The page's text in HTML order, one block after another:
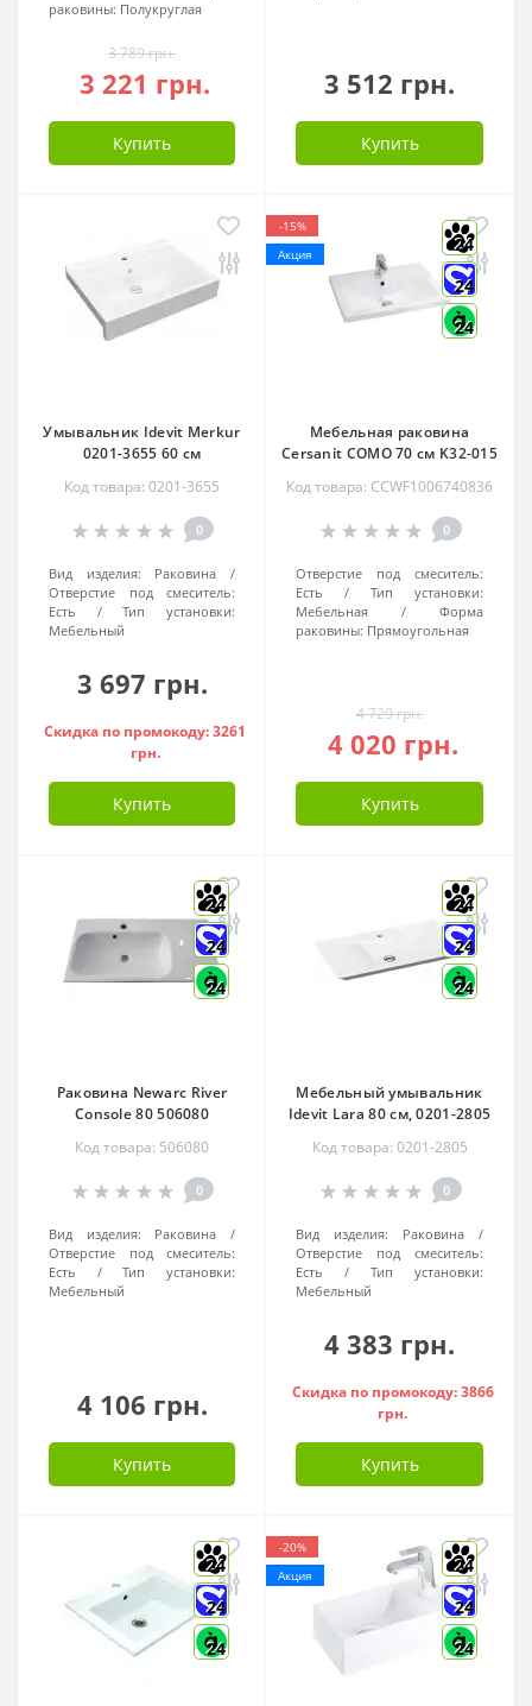
раковины: Полукруглая
3 789 грн.
3 221 грн.
Купить
3 512 грн.
Купить
Умывальник Idevit Merkur
0201-3655 60 см
Код товара: 0201-3655
0
Вид изделия:
Раковина
Отверстие под смеситель:
Есть
Тип установки:
Мебельный
3 697 грн.
Скидка по промокоду: 3261
грн.
Купить
-15%
Акция
24
24
24
Мебельная раковина
Cersanit COMO 70 см K32-015
Код товара: CCWF1006740836
0
Отверстие под смеситель:
Есть
Тип установки:
Мебельная
Форма
раковины: Прямоугольная
4 729 грн.
4 020 грн.
Купить
24
24
24
Раковина Newarc River
Console 80 506080
Код товара: 506080
0
Вид изделия:
Раковина
Отверстие под смеситель:
Есть
Тип установки:
Мебельный
4 106 грн.
Купить
24
24
24
Мебельный умывальник
Idevit Lara 80 см, 0201-2805
Код товара: 0201-2805
0
Вид изделия:
Раковина
Отверстие под смеситель:
Есть
Тип установки:
Мебельный
4 383 грн.
Скидка по промокоду: 3866
грн.
Купить
24
24
24
-20%
Акция
24
24
24